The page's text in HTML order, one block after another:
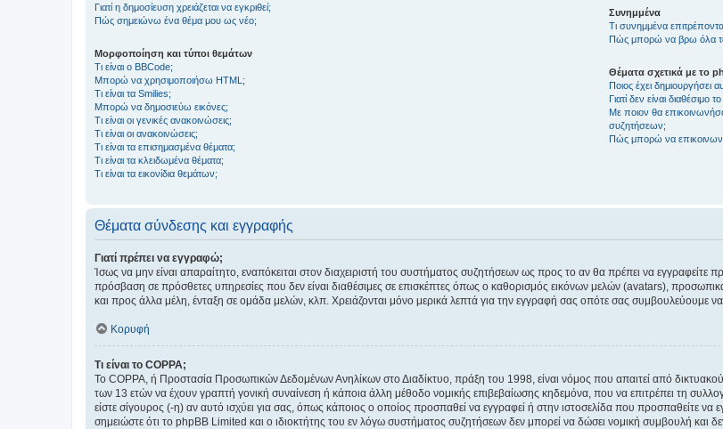
Γιατί η δημοσίευση χρειάζεται να εγκριθεί;
Πώς σημειώνω ένα θέμα μου ως νέο;
Μορφοποίηση και τύποι θεμάτων
Τι είναι ο BBCode;
Μπορώ να χρησιμοποιήσω HTML;
Τι είναι τα Smilies;
Μπορώ να δημοσιεύω εικόνες;
Τι είναι οι γενικές ανακοινώσεις;
Τι είναι οι ανακοινώσεις;
Τι είναι τα επισημασμένα θέματα;
Τι είναι τα κλειδωμένα θέματα;
Τι είναι τα εικονίδια θεμάτων;
Συνημμένα
Τι συνημμένα
Πώς μπορώ να βρω όλα
Θέματα σχετικά με το
Ποιος έχει δημιουργήσει
Γιατί δεν είναι διαθέσιμο
Με ποιον θα
συζητήσεων;
Πώς μπορώ να
Θέματα σύνδεσης και εγγραφής
Γιατί πρέπει να εγγραφώ;
Ίσως να μην είναι απαραίτητο, εναπόκειται στον διαχειριστή του συστήματος συζητήσεων ως προς το αν θα πρέπει να
πρόσβαση σε πρόσθετες υπηρεσίες που δεν είναι διαθέσιμες σε επισκέπτες όπως ο καθορισμός εικόνων μελών (avatars),
και προς άλλα μέλη, ένταξη σε ομάδα μελών, κλπ. Χρειάζονται μόνο μερικά λεπτά για την εγγραφή σας οπότε σας συμβουλεύουμε να
Κορυφή
Τι είναι το COPPA;
Το COPPA, ή Προστασία Προσωπικών Δεδομένων Ανηλίκων στο Διαδίκτυο, πράξη του 1998, είναι νόμος που απαιτεί από
των 13 ετών να έχουν γραπτή γονική συναίνεση ή κάποια άλλη μέθοδο νομικής επιβεβαίωσης κηδεμόνα, που να επιτρέπει τη
είστε σίγουρος (-η) αν αυτό ισχύει για σας, όπως κάποιος ο οποίος προσπαθεί να εγγραφεί ή στην ιστοσελίδα που προσπαθείτε
σημειώστε ότι το phpBB Limited και ο ιδιοκτήτης του εν λόγω συστήματος συζητήσεων δεν μπορεί να δώσει νομική συμβουλή και